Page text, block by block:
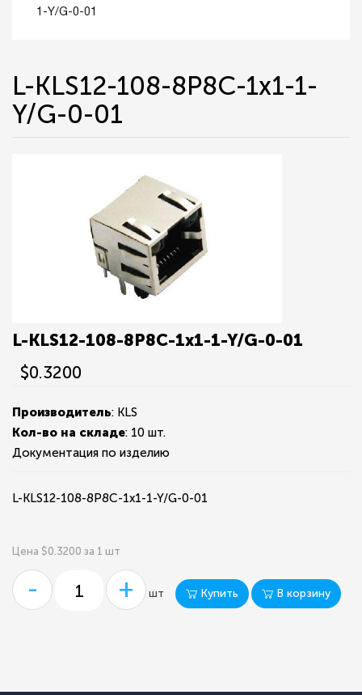
1-Y/G-0-01
L-KLS12-108-8P8C-1x1-1-
Y/G-0-01
L-KLS12-108-8P8C-1x1-1-Y/G-0-01
$0.3200
Производитель: KLS
Кол-во на складе: 10 шт.
Документация по изделию
L-KLS12-108-8P8C-1x1-1-Y/G-0-01
Цена $0.3200 за 1 шт
- + шт Купить В корзину